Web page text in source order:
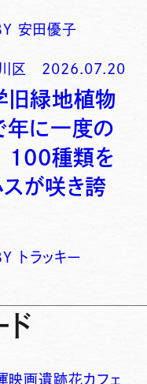
安田優子
区 2026.07.20
旧緑地植物
年に一度の
種類を
が咲き誇
トラッキー
映画遺跡花カフェ